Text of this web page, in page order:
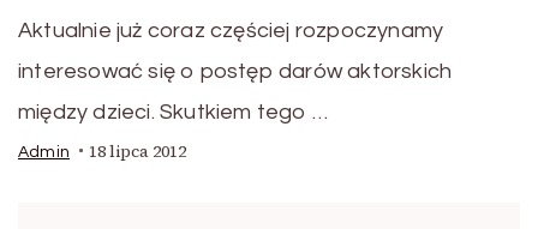
Aktualnie już coraz częściej rozpoczynamy
interesować się o postęp darów aktorskich
między dzieci. Skutkiem tego …
Admin 18 lipca 2012